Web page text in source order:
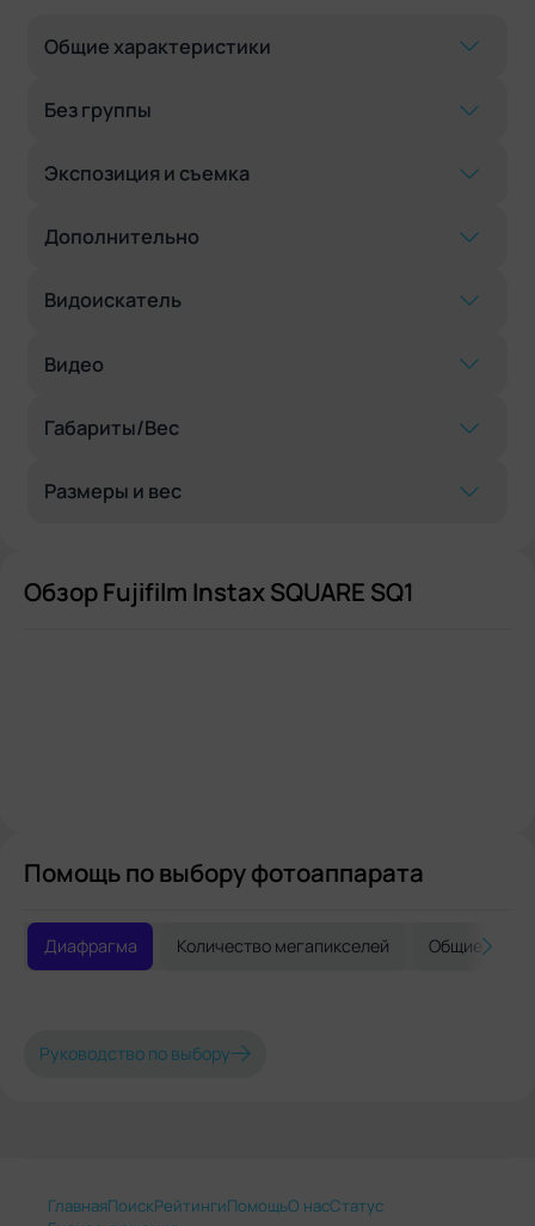
Общие характеристики
Без группы
Экспозиция и съемка
Дополнительно
Видоискатель
Видео
Габариты/Вес
Размеры и вес
Обзор Fujifilm Instax SQUARE SQ1
Помощь по выбору фотоаппарата
Диафрагма Количество мегапикселей Общие
Руководство по выбору
ГлавнаяПоискРейтингиПомощьО насСтатус